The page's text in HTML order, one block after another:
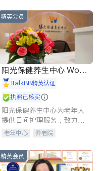
精英会员
阳光保健养生中心 World
shine
iTalkBB精英认证
执照已核实
阳光保健养生中心为老年人
提供日间护理服务，致力于
通过持续的护理创新来有效
老年中心 养老院
精英会员